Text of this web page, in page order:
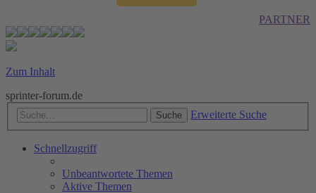
PARTNER
Zum Inhalt
sprinter-forum.de
Suche Erweiterte Suche
Schnellzugriff
Unbeantwortete Themen
Aktive Themen